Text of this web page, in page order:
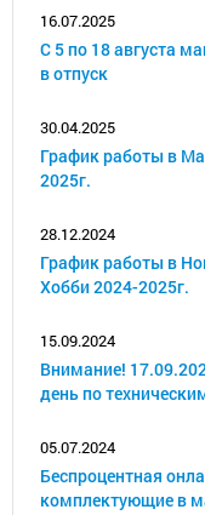
16.07.2025
С 5 по 18 августа
в отпуск
30.04.2025
График работы в
2025г.
28.12.2024
График работы в
Хобби 2024-2025г.
15.09.2024
Внимание!
день по
05.07.2024
Беспроцентная
комплектующие в